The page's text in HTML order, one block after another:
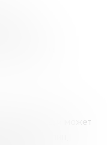
в
данных
и может
лиц,